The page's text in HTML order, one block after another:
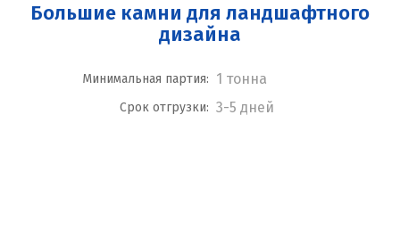
Большие камни для ландшафтного
дизайна
Минимальная партия: 1 тонна
Срок отгрузки: 3-5 дней